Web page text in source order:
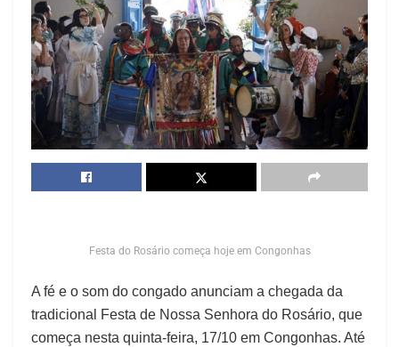
Festa do Rosário começa hoje em Congonhas
A fé e o som do congado anunciam a chegada da
tradicional Festa de Nossa Senhora do Rosário, que
começa nesta quinta-feira, 17/10 em Congonhas. Até